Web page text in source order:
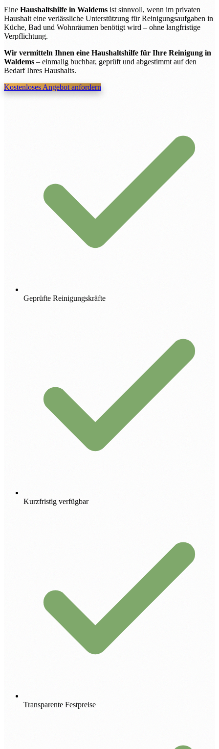
Eine Haushaltshilfe in Waldems ist sinnvoll, wenn im privaten
Haushalt eine verlässliche Unterstützung für Reinigungsaufgaben in
Küche, Bad und Wohnräumen benötigt wird – ohne langfristige
Verpflichtung.
Wir vermitteln Ihnen eine Haushaltshilfe für Ihre Reinigung in
Waldems– einmalig buchbar, geprüft und abgestimmt auf den
Bedarf Ihres Haushalts.
Kostenloses Angebot anfordern
Geprüfte Reinigungskräfte
Kurzfristig verfügbar
Transparente Festpreise